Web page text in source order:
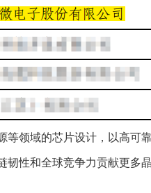
领域的芯片设计，以高可
性和全球竞争力贡献更多